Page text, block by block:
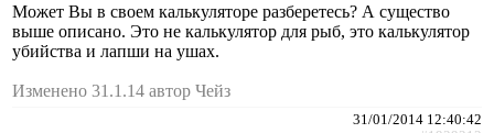
Может Вы в своем калькуляторе разберетесь? А существо
выше описано. Это не калькулятор для рыб, это калькулятор
убийства и лапши на ушах.
Изменено 31.1.14 автор Чейз
31/01/2014 12:40:42